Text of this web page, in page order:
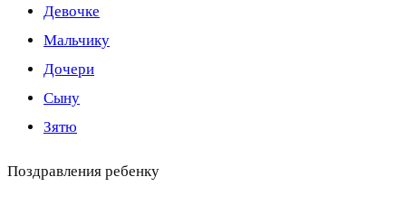
Девочке
Мальчику
Дочери
Сыну
Зятю
Поздравления ребенку